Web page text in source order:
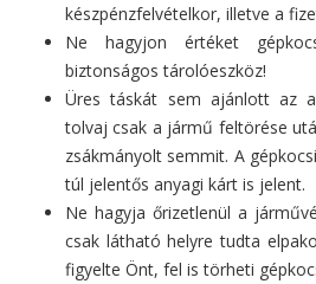
készpénzfelvételkor, illetve a
Ne hagyjon értéket
biztonságos tárolóeszköz!
Üres táskát sem ajánlott az
tolvaj csak a jármű feltörése
zsákmányolt semmit. A
túl jelentős anyagi kárt is jelent.
Ne hagyja őrizetlenül a
csak látható helyre tudta
figyelte Önt, fel is törheti